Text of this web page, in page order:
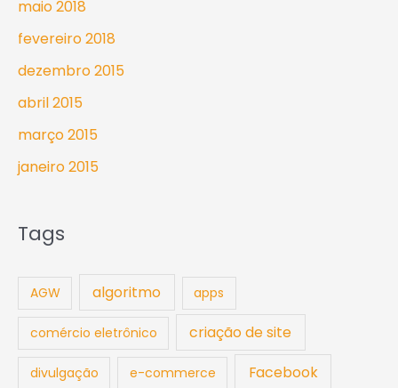
maio 2018
fevereiro 2018
dezembro 2015
abril 2015
março 2015
janeiro 2015
Tags
AGW algoritmo apps
comércio eletrônico criação de site
divulgação e-commerce Facebook